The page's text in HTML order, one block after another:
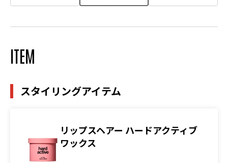
ITEM
スタイリングアイテム
リップスヘアー ハードアクティブ
ワックス